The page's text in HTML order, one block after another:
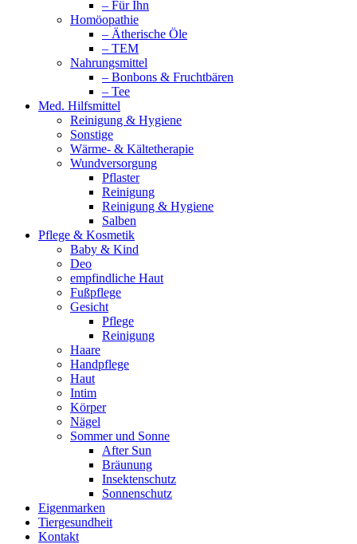
– Für Ihn
Homöopathie
– Ätherische Öle
– TEM
Nahrungsmittel
– Bonbons & Fruchtbären
– Tee
Med. Hilfsmittel
Reinigung & Hygiene
Sonstige
Wärme- & Kältetherapie
Wundversorgung
Pflaster
Reinigung
Reinigung & Hygiene
Salben
Pflege & Kosmetik
Baby & Kind
Deo
empfindliche Haut
Fußpflege
Gesicht
Pflege
Reinigung
Haare
Handpflege
Haut
Intim
Körper
Nägel
Sommer und Sonne
After Sun
Bräunung
Insektenschutz
Sonnenschutz
Eigenmarken
Tiergesundheit
Kontakt